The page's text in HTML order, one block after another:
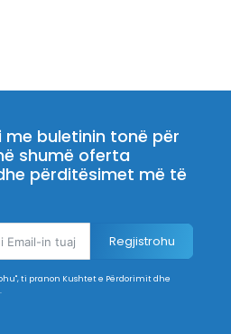
me buletinin tonë për
shumë oferta
përditësimet më të
Regjistrohu
ti pranon Kushtet e Përdorimit dhe